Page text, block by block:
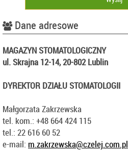
Dane adresowe
MAGAZYN STOMATOLOGICZNY
ul. Skrajna 12-14, 20-802 Lublin
DYREKTOR DZIAŁU STOMATOLOGII
Małgorzata Zakrzewska
tel. kom.: +48 664 424 115
tel.: 22 616 60 52
e-mail: m.zakrzewska@czelej.com.pl